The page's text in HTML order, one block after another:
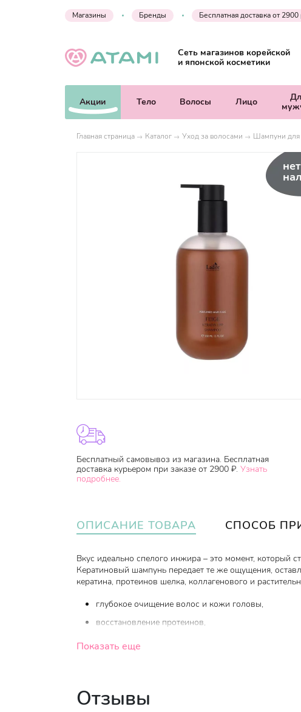
Магазины Бренды Бесплатная доставка от
Сеть магазинов корейской
и японской косметики
Акции Тело Волосы Лицо
Главная страница Каталог Уход за волосами Шампуни для
Бесплатный самовывоз из магазина. Бесплатная
доставка курьером при заказе от 2900 ₽. Узнать
подробнее.
ОПИСАНИЕ ТОВАРА СПОСОБ
Вкус идеально спелого инжира – это момент, который
Кератиновый шампунь передает те же ощущения,
кератина, протеинов шелка, коллагенового и
глубокое очищение волос и кожи головы,
восстановление протеинов,
Показать еще
Отзывы